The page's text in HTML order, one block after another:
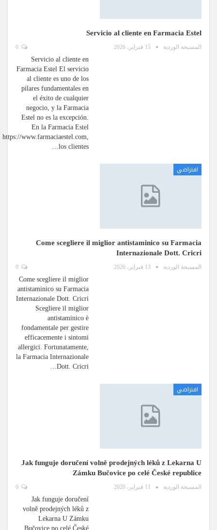
Servicio al cliente en Farmacia Estel
المسبحة الوردية 15 فبراير، 2026
Servicio al cliente en
Farmacia Estel El servicio
al cliente es uno de los
pilares fundamentales en
el éxito de cualquier
negocio, y la Farmacia
Estel no es la excepción.
En la Farmacia Estel
https://www.farmaciaestel.com,
los clientes…
افتراضي
Come scegliere il miglior antistaminico su Farmacia
Internazionale Dott. Cricri
المسبحة الوردية 13 فبراير، 2026
Come scegliere il miglior
antistaminico su Farmacia
Internazionale Dott. Cricri
Scegliere il miglior
antistaminico è
fondamentale per gestire
efficacemente i sintomi
allergici. Fortunatamente,
la Farmacia Internazionale
Dott. Cricri…
افتراضي
Jak funguje doručení volně prodejných léků z Lekarna U
Zámku Bučovice po celé České republice
المسبحة الوردية 11 فبراير، 2026
Jak funguje doručení
volně prodejných léků z
Lekarna U Zámku
Bučovice po celé České